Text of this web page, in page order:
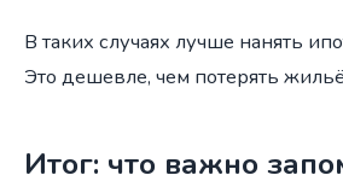
В таких случаях лучше нанять
Это дешевле, чем потерять
Итог: что важно